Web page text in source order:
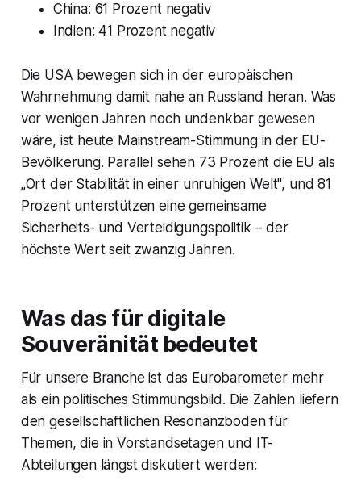
China: 61 Prozent negativ
Indien: 41 Prozent negativ
Die USA bewegen sich in der europäischen
Wahrnehmung damit nahe an Russland heran. Was
vor wenigen Jahren noch undenkbar gewesen
wäre, ist heute Mainstream-Stimmung in der EU-
Bevölkerung. Parallel sehen 73 Prozent die EU als
„Ort der Stabilität in einer unruhigen Welt", und 81
Prozent unterstützen eine gemeinsame
Sicherheits- und Verteidigungspolitik – der
höchste Wert seit zwanzig Jahren.
Was das für digitale
Souveränität bedeutet
Für unsere Branche ist das Eurobarometer mehr
als ein politisches Stimmungsbild. Die Zahlen liefern
den gesellschaftlichen Resonanzboden für
Themen, die in Vorstandsetagen und IT-
Abteilungen längst diskutiert werden: